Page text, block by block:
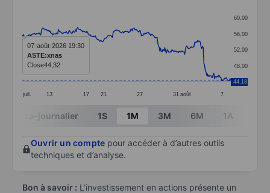
Line chart with 295 data points.
The chart has 1 X axis displaying categories.
The chart has 1 Y axis displaying values. Data
juil. 13 17 21 27 31 août 7
48,00
52,00
56,00
60,00
44,18
07-août-2026 19:30
ASTE:xnas
Close44,32
End of interactive chart.
Intra-journalier 1S 1M 3M 6M 1A
Ouvrir un compte pour accéder à d’autres outils
techniques et d’analyse.
Bon à savoir : L’investissement en actions présente un